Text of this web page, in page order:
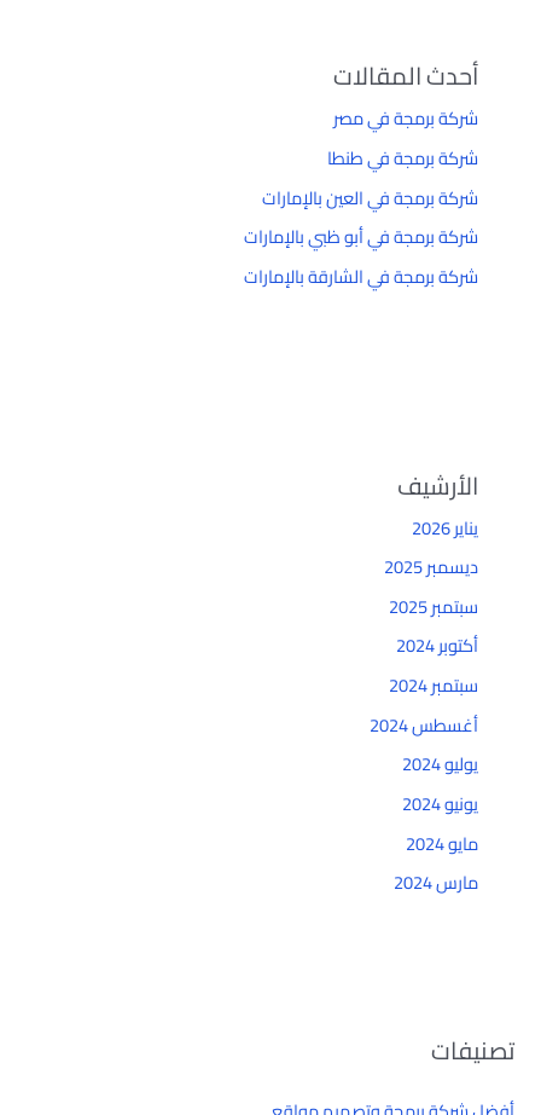
أحدث المقالات
شركة برمجة في مصر
شركة برمجة في طنطا
شركة برمجة في العين بالإمارات
شركة برمجة في أبو ظبي بالإمارات
شركة برمجة في الشارقة بالإمارات
الأرشيف
يناير 2026
ديسمبر 2025
سبتمبر 2025
أكتوبر 2024
سبتمبر 2024
أغسطس 2024
يوليو 2024
يونيو 2024
مايو 2024
مارس 2024
تصنيفات